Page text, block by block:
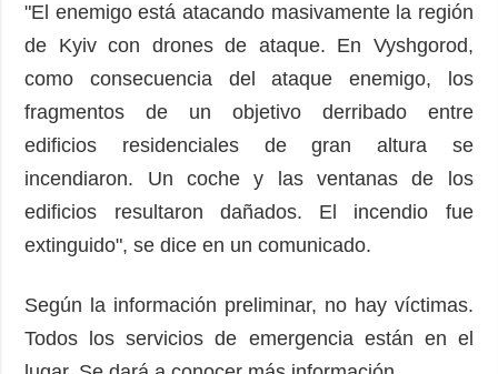
"El enemigo está atacando masivamente la región
de Kyiv con drones de ataque. En Vyshgorod,
como consecuencia del ataque enemigo, los
fragmentos de un objetivo derribado entre
edificios residenciales de gran altura se
incendiaron. Un coche y las ventanas de los
edificios resultaron dañados. El incendio fue
extinguido", se dice en un comunicado.
Según la información preliminar, no hay víctimas.
Todos los servicios de emergencia están en el